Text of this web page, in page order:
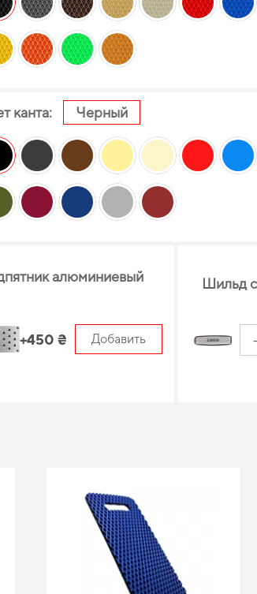
канта: Черный
алюминиевый
+450 ₴ Добавить
Шильд